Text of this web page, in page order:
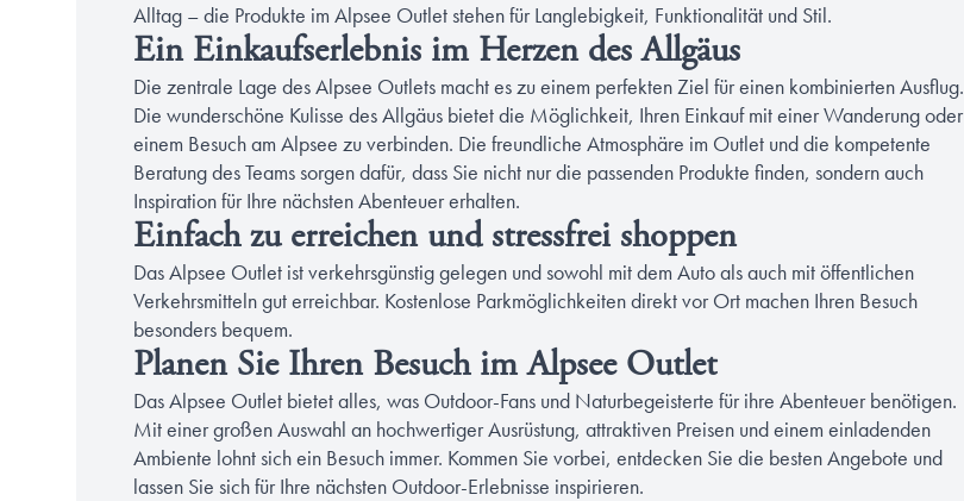
Alltag – die Produkte im Alpsee Outlet stehen für Langlebigkeit, Funktionalität und Stil.
Ein Einkaufserlebnis im Herzen des Allgäus
Die zentrale Lage des Alpsee Outlets macht es zu einem perfekten Ziel für einen kombinierten Ausflug.
Die wunderschöne Kulisse des Allgäus bietet die Möglichkeit, Ihren Einkauf mit einer Wanderung oder
einem Besuch am Alpsee zu verbinden. Die freundliche Atmosphäre im Outlet und die kompetente
Beratung des Teams sorgen dafür, dass Sie nicht nur die passenden Produkte finden, sondern auch
Inspiration für Ihre nächsten Abenteuer erhalten.
Einfach zu erreichen und stressfrei shoppen
Das Alpsee Outlet ist verkehrsgünstig gelegen und sowohl mit dem Auto als auch mit öffentlichen
Verkehrsmitteln gut erreichbar. Kostenlose Parkmöglichkeiten direkt vor Ort machen Ihren Besuch
besonders bequem.
Planen Sie Ihren Besuch im Alpsee Outlet
Das Alpsee Outlet bietet alles, was Outdoor-Fans und Naturbegeisterte für ihre Abenteuer benötigen.
Mit einer großen Auswahl an hochwertiger Ausrüstung, attraktiven Preisen und einem einladenden
Ambiente lohnt sich ein Besuch immer. Kommen Sie vorbei, entdecken Sie die besten Angebote und
lassen Sie sich für Ihre nächsten Outdoor-Erlebnisse inspirieren.